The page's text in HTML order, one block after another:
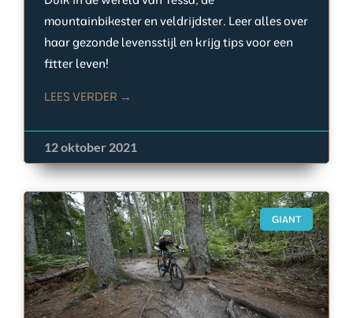
mountainbikester en veldrijdster. Leer alles over
haar gezonde levensstijl en krijg tips voor een
fitter leven!
LEES VERDER →
12 oktober 2021
GIANT